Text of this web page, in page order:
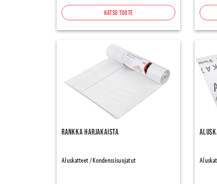
Katso tuote
Rankka Harjakaista
Aluskatteet / Kondenssisuojatut